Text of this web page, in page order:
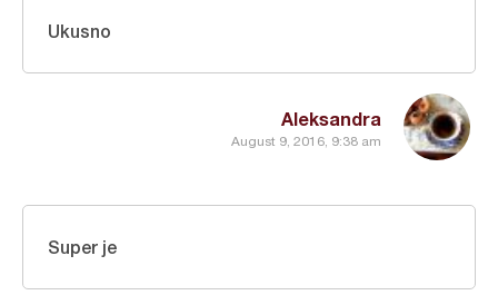
Aleksandra
August 9, 2016, 9:38 am
Ukusno
Super je